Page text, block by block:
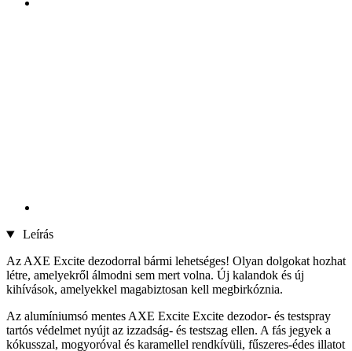
Leírás
Az AXE Excite dezodorral bármi lehetséges! Olyan dolgokat hozhat
létre, amelyekről álmodni sem mert volna. Új kalandok és új
kihívások, amelyekkel magabiztosan kell megbirkóznia.
Az alumíniumsó mentes AXE Excite Excite dezodor- és testspray
tartós védelmet nyújt az izzadság- és testszag ellen. A fás jegyek a
kókusszal, mogyoróval és karamellel rendkívüli, fűszeres-édes illatot